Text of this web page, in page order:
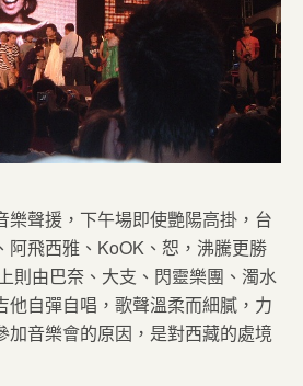
樂聲援，下午場即使艷陽高掛，台
阿飛西雅、KoOK、恕，沸騰更勝
則由巴奈、大支、閃靈樂團、濁水
他自彈自唱，歌聲溫柔而細膩，力
加音樂會的原因，是對西藏的處境